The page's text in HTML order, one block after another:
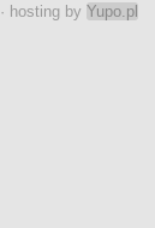
· hosting by Yupo.pl